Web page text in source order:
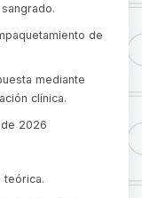
de
mediante
clínica.
2026
teórica.